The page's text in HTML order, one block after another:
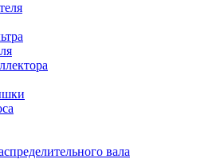
вала